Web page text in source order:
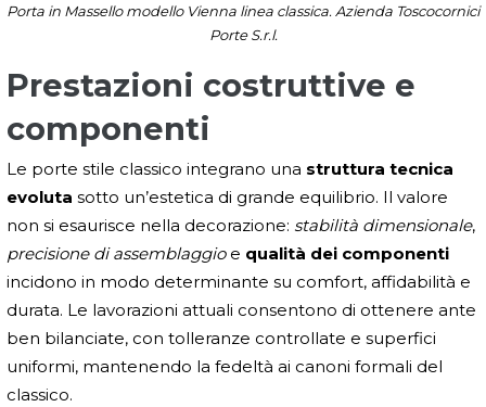
Porta in Massello modello Vienna linea classica. Azienda Toscocornici
Porte S.r.l.
Prestazioni costruttive e
componenti
Le porte stile classico integrano una struttura tecnica
evoluta sotto un’estetica di grande equilibrio. Il valore
non si esaurisce nella decorazione: stabilità dimensionale,
precisione di assemblaggioe qualità dei componenti
incidono in modo determinante su comfort, affidabilità e
durata. Le lavorazioni attuali consentono di ottenere ante
ben bilanciate, con tolleranze controllate e superfici
uniformi, mantenendo la fedeltà ai canoni formali del
classico.